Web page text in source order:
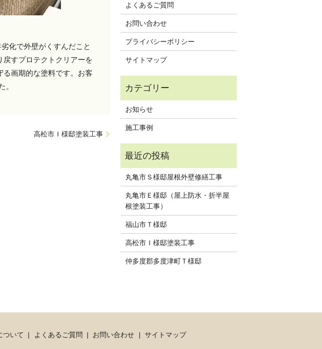
化で外壁がくすんだこと
すプロテクトクリアーを
画期的な塗料です。お客
。
高松市Ｉ様邸塗装工事
よくあるご質問
お問い合わせ
プライバシーポリシー
サイトマップ
お知らせ
施工事例
丸亀市Ｓ様邸屋根外壁修繕工事
丸亀市Ｅ様邸（屋上防水・折半屋
根塗装工事）
福山市Ｔ様邸
高松市Ｉ様邸塗装工事
仲多度郡多度津町Ｔ様邸
ついて よくあるご質問 お問い合わせ サイトマップ